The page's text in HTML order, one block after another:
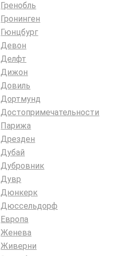
Гренобль
Гронинген
Гюнцбург
Девон
Делфт
Дижон
Довиль
Дортмунд
Достопримечательности
Парижа
Дрезден
Дубай
Дубровник
Дувр
Дюнкерк
Дюссельдорф
Европа
Женева
Живерни